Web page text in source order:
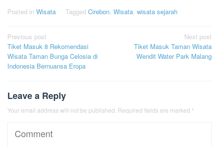
Posted in Wisata Tagged Cirebon, Wisata, wisata sejarah
Post
navigation
Previous post
Tiket Masuk 8 Rekomendasi
Wisata Taman Bunga Celosia di
Indonesia Bernuansa Eropa
Next post
Tiket Masuk Taman Wisata
Wendit Water Park Malang
Leave a Reply
Your email address will not be published. Required fields are marked *